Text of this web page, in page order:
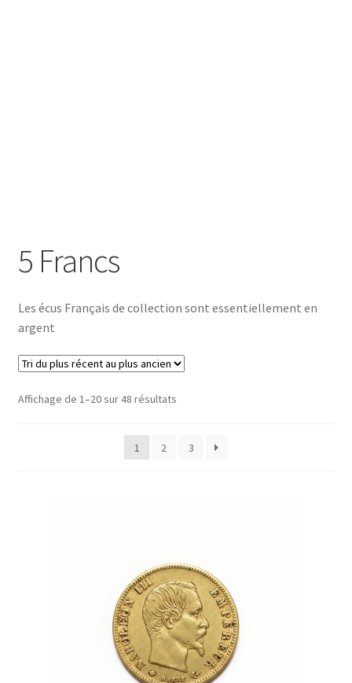
5 Francs
Les écus Français de collection sont essentiellement en
argent
Affichage de 1–20 sur 48 résultats
1 2 3